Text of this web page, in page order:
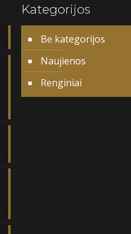
Kategorijos
Be kategorijos
Naujienos
Renginiai